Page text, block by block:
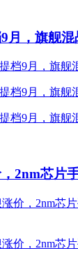
月，旗舰
2nm芯片